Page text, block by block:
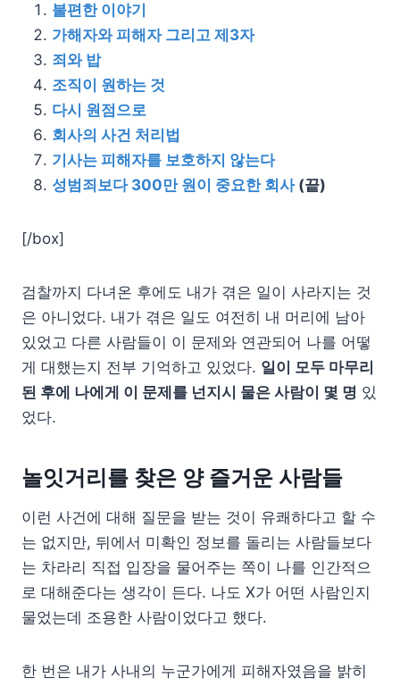
불편한 이야기
가해자와 피해자 그리고 제3자
죄와 밥
조직이 원하는 것
다시 원점으로
회사의 사건 처리법
기사는 피해자를 보호하지 않는다
성범죄보다 300만 원이 중요한 회사(끝)
[/box]
검찰까지 다녀온 후에도 내가 겪은 일이 사라지는 것
은 아니었다. 내가 겪은 일도 여전히 내 머리에 남아
있었고 다른 사람들이 이 문제와 연관되어 나를 어떻
게 대했는지 전부 기억하고 있었다. 일이 모두 마무리
된 후에 나에게 이 문제를 넌지시 물은 사람이 몇 명 있
었다.
놀잇거리를 찾은 양 즐거운 사람들
이런 사건에 대해 질문을 받는 것이 유쾌하다고 할 수
는 없지만, 뒤에서 미확인 정보를 돌리는 사람들보다
는 차라리 직접 입장을 물어주는 쪽이 나를 인간적으
로 대해준다는 생각이 든다. 나도 X가 어떤 사람인지
물었는데 조용한 사람이었다고 했다.
한 번은 내가 사내의 누군가에게 피해자였음을 밝히